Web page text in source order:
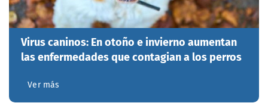
Virus caninos: En otoño e invierno aumentan
las enfermedades que contagian a los perros
Ver más